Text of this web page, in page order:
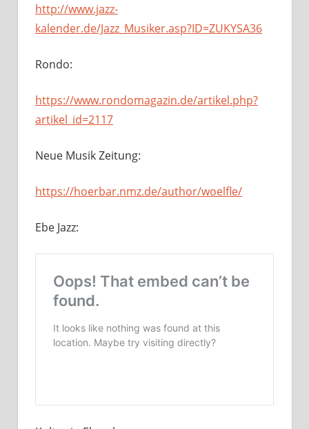
http://www.jazz-
kalender.de/Jazz_Musiker.asp?ID=ZUKYSA36
Rondo:
https://www.rondomagazin.de/artikel.php?
artikel_id=2117
Neue Musik Zeitung:
https://hoerbar.nmz.de/author/woelfle/
Ebe Jazz: